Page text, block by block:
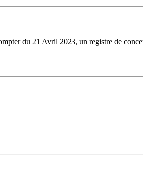
21 Avril 2023, un registre de